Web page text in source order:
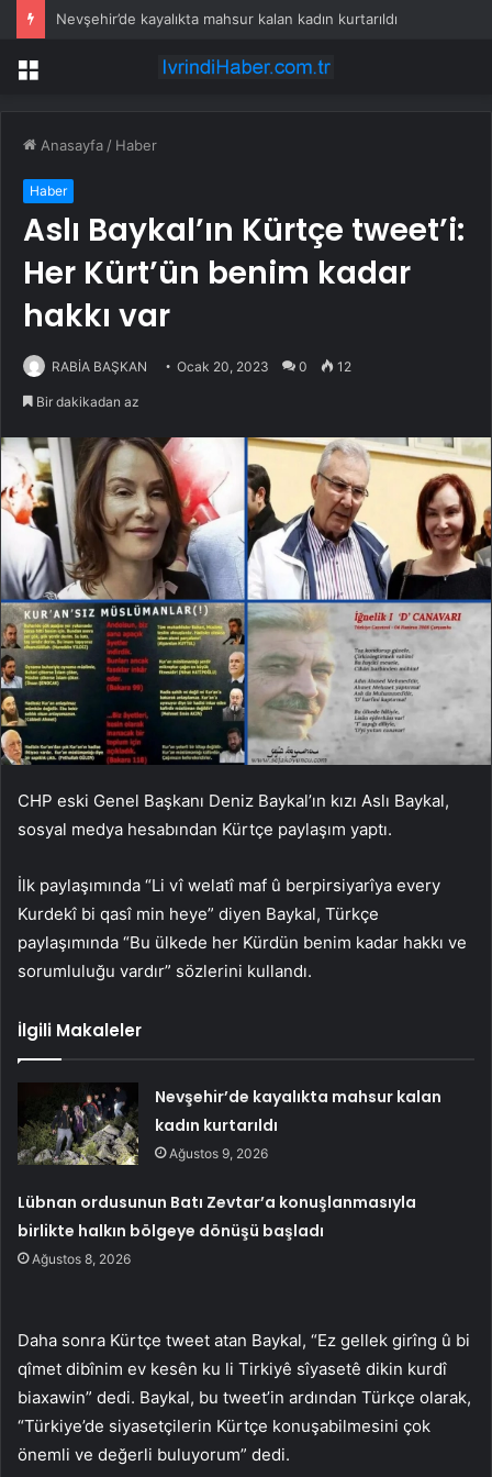
Nevşehir’de kayalıkta mahsur kalan kadın kurtarıldı
Menü
Anasayfa / Haber
Haber
Aslı Baykal’ın Kürtçe tweet’i:
Her Kürt’ün benim kadar
hakkı var
RABİA BAŞKAN Ocak 20, 2023 0 12
Bir dakikadan az
CHP eski Genel Başkanı Deniz Baykal’ın kızı Aslı Baykal,
sosyal medya hesabından Kürtçe paylaşım yaptı.
İlk paylaşımında “Li vî welatî maf û berpirsiyarîya every
Kurdekî bi qasî min heye” diyen Baykal, Türkçe
paylaşımında “Bu ülkede her Kürdün benim kadar hakkı ve
sorumluluğu vardır” sözlerini kullandı.
İlgili Makaleler
Nevşehir’de kayalıkta mahsur kalan
kadın kurtarıldı
Ağustos 9, 2026
Lübnan ordusunun Batı Zevtar’a konuşlanmasıyla
birlikte halkın bölgeye dönüşü başladı
Ağustos 8, 2026
Daha sonra Kürtçe tweet atan Baykal, “Ez gellek girîng û bi
qîmet dibînim ev kesên ku li Tirkiyê sîyasetê dikin kurdî
biaxawin” dedi. Baykal, bu tweet’in ardından Türkçe olarak,
“Türkiye’de siyasetçilerin Kürtçe konuşabilmesini çok
önemli ve değerli buluyorum” dedi.